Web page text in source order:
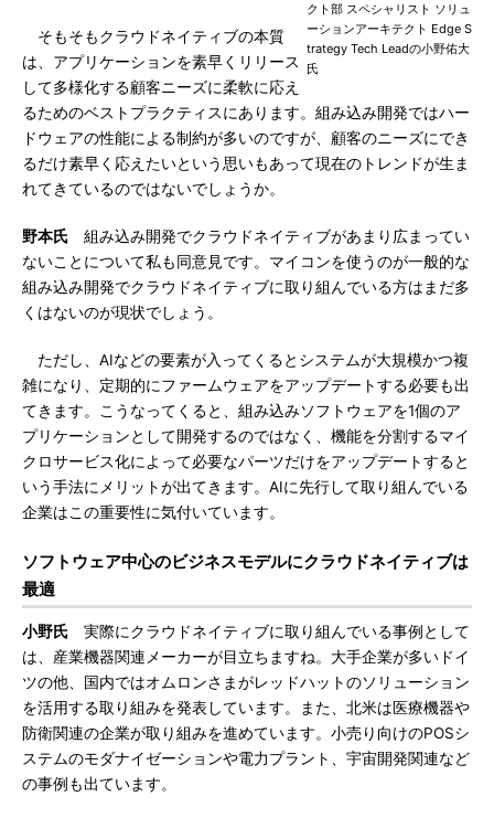
クト部 スペシャリスト ソリュ
ーションアーキテクト Edge S
trategy Tech Leadの小野佑大
氏
そもそもクラウドネイティブの本質
は、アプリケーションを素早くリリース
して多様化する顧客ニーズに柔軟に応え
るためのベストプラクティスにあります。組み込み開発ではハー
ドウェアの性能による制約が多いのですが、顧客のニーズにでき
るだけ素早く応えたいという思いもあって現在のトレンドが生ま
れてきているのではないでしょうか。
野本氏 組み込み開発でクラウドネイティブがあまり広まってい
ないことについて私も同意見です。マイコンを使うのが一般的な
組み込み開発でクラウドネイティブに取り組んでいる方はまだ多
くはないのが現状でしょう。
ただし、AIなどの要素が入ってくるとシステムが大規模かつ複
雑になり、定期的にファームウェアをアップデートする必要も出
てきます。こうなってくると、組み込みソフトウェアを1個のア
プリケーションとして開発するのではなく、機能を分割するマイ
クロサービス化によって必要なパーツだけをアップデートすると
いう手法にメリットが出てきます。AIに先行して取り組んでいる
企業はこの重要性に気付いています。
ソフトウェア中心のビジネスモデルにクラウドネイティブは
最適
小野氏 実際にクラウドネイティブに取り組んでいる事例として
は、産業機器関連メーカーが目立ちますね。大手企業が多いドイ
ツの他、国内ではオムロンさまがレッドハットのソリューション
を活用する取り組みを発表しています。また、北米は医療機器や
防衛関連の企業が取り組みを進めています。小売り向けのPOSシ
ステムのモダナイゼーションや電力プラント、宇宙開発関連など
の事例も出ています。